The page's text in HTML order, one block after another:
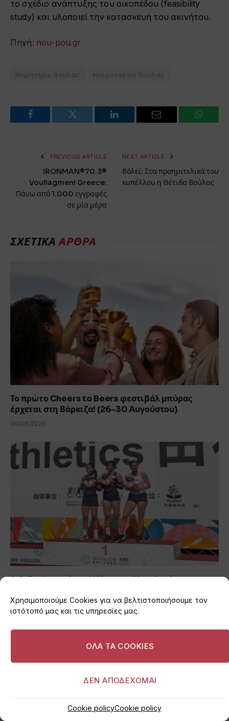
Χρησιμοποιούμε Cookies για να βελτιστοποιήσουμε τον
ιστότοπό μας και τις υπηρεσίες μας.
ΟΛΑ ΤΑ COOKIES
ΔΕΝ ΑΠΟΔΕΧΟΜΑΙ
Cookie policyCookie policy
το σχέδιο ανάπτυξης του οικοπέδου (feasibility
study) και υλοποιεί την κατασκευή του ακινήτου.
Πηγή: nou-pou.gr
Κοιμητήριο Βούλας Νεκροταφείο Βούλας
Facebook Twitter LinkedIn Email
PREVIOUS ARTICLE
IRONMAN®70.3®
Vouliagmeni Greece:
Πάνω από 1.000 εγγραφές
σε μία μέρα
NEXT ARTICLE
Βόλεϊ: Στα προημιτελικά του
κυπέλλου η Θέτιδα Βούλας
ΣΧΕΤΙΚΆΆΡΘΡΑ
Το πρώτο Cheers to Beers φεστιβάλ μπύρας
έρχεται στη Βάρκιζα! (26-30 Aυγούστου)
06/08/2026
Α.Ο. Βουλιαγμένης: Χάλκινη η Μαγαλιού στους
06/08/2026